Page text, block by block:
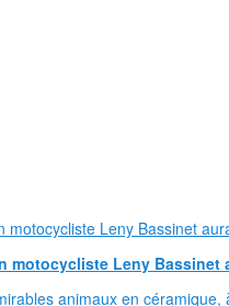
motocycliste Leny Bassinet